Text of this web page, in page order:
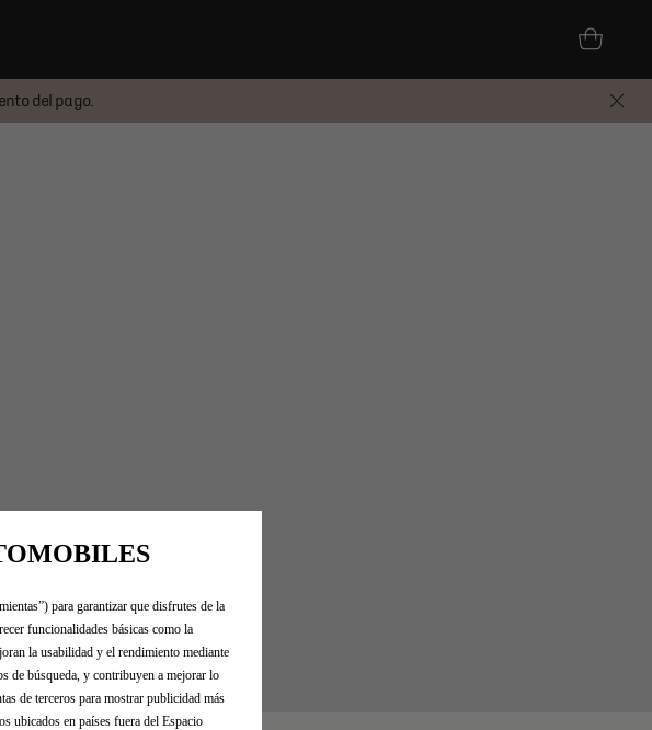
del pago.
para garantizar que disfrutes de la
funcionalidades básicas como la
la usabilidad y el rendimiento mediante
de búsqueda, y contribuyen a mejorar lo
de terceros para mostrar publicidad más
ubicados en países fuera del Espacio